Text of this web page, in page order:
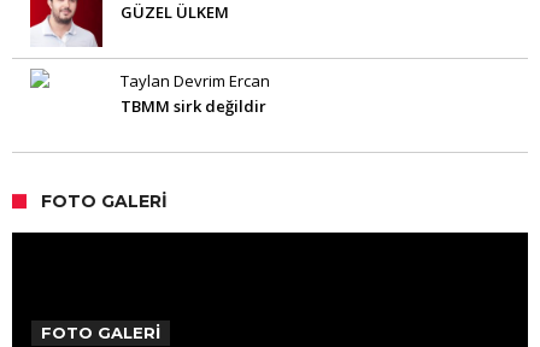
GÜZEL ÜLKEM
Taylan Devrim Ercan
TBMM sirk değildir
FOTO GALERI
FOTO GALERİ